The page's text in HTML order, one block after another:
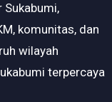
Sukabumi,
komunitas, dan
wilayah
terpercaya